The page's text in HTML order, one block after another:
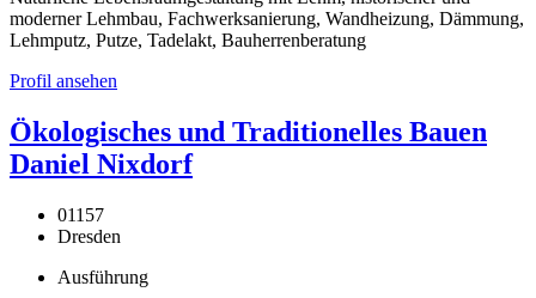
moderner Lehmbau, Fachwerksanierung, Wandheizung, Dämmung,
Lehmputz, Putze, Tadelakt, Bauherrenberatung
Profil ansehen
Ökologisches und Traditionelles Bauen
Daniel Nixdorf
01157
Dresden
Ausführung